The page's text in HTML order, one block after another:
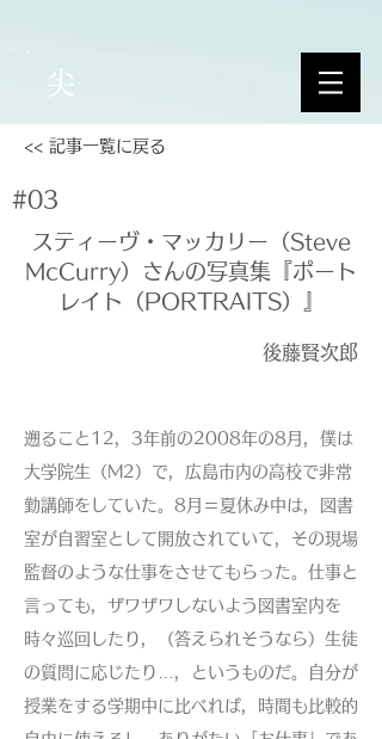
尖
<< 記事一覧に戻る
#03
スティーヴ・マッカリー（Steve
McCurry）さんの写真集『ポート
レイト（PORTRAITS）』
後藤賢次郎
遡ること12，3年前の2008年の8月，僕は
大学院生（M2）で，広島市内の高校で非常
勤講師をしていた。8月＝夏休み中は，図書
室が自習室として開放されていて，その現場
監督のような仕事をさせてもらった。仕事と
言っても，ザワザワしないよう図書室内を
時々巡回したり，（答えられそうなら）生徒
の質問に応じたり…，というものだ。自分が
授業をする学期中に比べれば，時間も比較的